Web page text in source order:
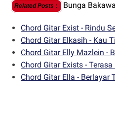
Related Posts : Bunga
Chord Gitar Exist - Rindu
Chord Gitar Elkasih - Kau
Chord Gitar Elly Mazlein -
Chord Gitar Exists -
Chord Gitar Ella - Berlayar